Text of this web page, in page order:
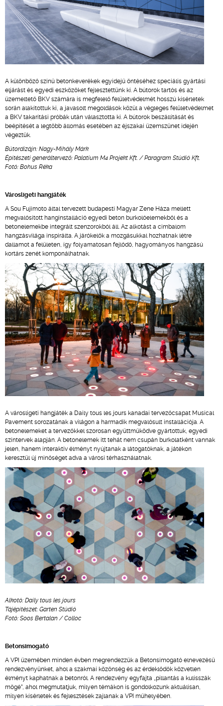
A különböző színű betonkeverékek egyidejű öntéséhez speciális gyártási
eljárást és egyedi eszközöket fejlesztettünk ki. A bútorok tartós és az
üzemeltető BKV számára is megfelelő felületvédelmét hosszú kísérletek
során alakítottuk ki, a javasolt megoldások közül a végleges felületvédelmet
a BKV takarítási próbák után választotta ki. A bútorok beszállítását és
beépítését a legtöbb állomás esetében az éjszakai üzemszünet idején
végeztük.
Bútordizájn: Nagy-Mihály Márk
Építészeti generáltervező: Palatium M4 Projekt Kft. / Paragram Stúdió Kft.
Fotó: Bohus Réka
Városligeti hangjáték
A Sou Fujimoto által tervezett budapesti Magyar Zene Háza mellett
megvalósított hanginstalláció egyedi beton burkolóelemekből és a
betonelemekbe integrált szenzorokból áll. Az alkotást a cimbalom
hangzásvilága inspirálta. A járókelők a mozgásukkal hozhatnak létre
dallamot a felületen, így folyamatosan fejlődő, hagyományos hangzású
kortárs zenét komponálhatnak.
A városligeti hangjáték a Daily tous les jours kanadai tervezőcsapat Musical
Pavement sorozatának a világon a harmadik megvalósult installációja. A
betonelemeket a tervezőkkel szorosan együttműködve gyártottuk, egyedi
színtervek alapján. A betonelemek itt tehát nem csupán burkolatként vannak
jelen, hanem interaktív élményt nyújtanak a látogatóknak, a játékon
keresztül új minőséget adva a városi térhasználatnak.
Alkotó: Daily tous les jours
Tájépítészet: Garten Stúdió
Fotó: Soos Bertalan / Colloc
Betonsimogató
A VPI üzemében minden évben megrendezzük a Betonsimogató elnevezésű
rendezvényünket, ahol a szakmai közönség és az érdeklődők közvetlen
élményt kaphatnak a betonról. A rendezvény egyfajta „pillantás a kulisszák
mögé”, ahol megmutatjuk, milyen témákon is gondolkozunk aktuálisan,
milyen kísérletek és fejlesztések zajlanak a VPI műhelyében.